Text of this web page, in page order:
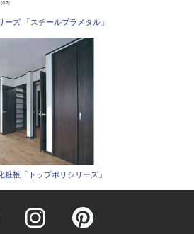
ーズ 「スチールプラメタル」
粧板「トップポリシリーズ」